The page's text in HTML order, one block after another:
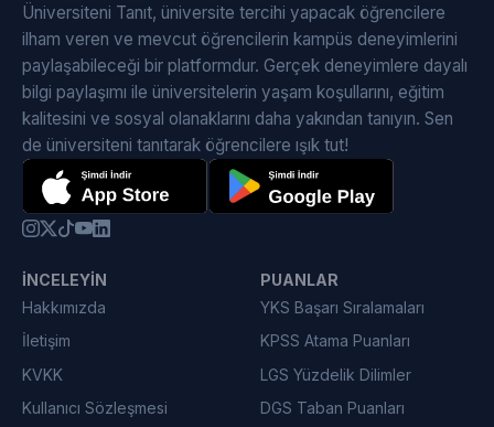
Üniversiteni Tanıt, üniversite tercihi yapacak öğrencilere
ilham veren ve mevcut öğrencilerin kampüs deneyimlerini
paylaşabileceği bir platformdur. Gerçek deneyimlere dayalı
bilgi paylaşımı ile üniversitelerin yaşam koşullarını, eğitim
kalitesini ve sosyal olanaklarını daha yakından tanıyın. Sen
de üniversiteni tanıtarak öğrencilere ışık tut!
İNCELEYIN
Hakkımızda
İletişim
KVKK
Kullanıcı Sözleşmesi
PUANLAR
YKS Başarı Sıralamaları
KPSS Atama Puanları
LGS Yüzdelik Dilimler
DGS Taban Puanları